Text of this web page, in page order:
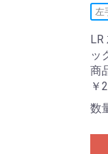
左
ッ
商
￥
数